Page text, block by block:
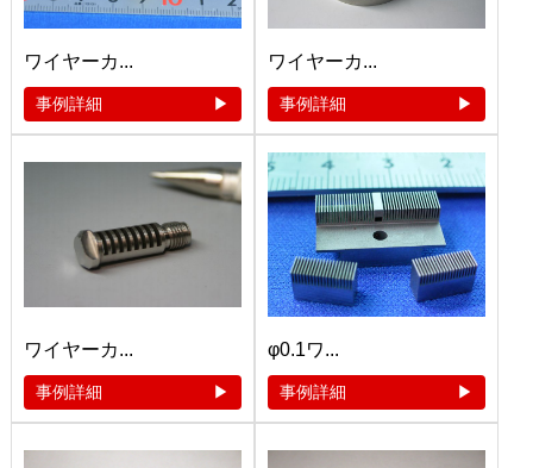
ワイヤーカ...
事例詳細
ワイヤーカ...
事例詳細
ワイヤーカ...
事例詳細
φ0.1ワ...
事例詳細